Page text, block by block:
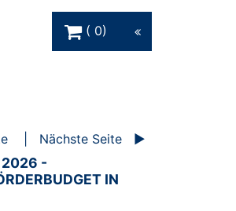
0
Nächste Seite
2026 -
IN